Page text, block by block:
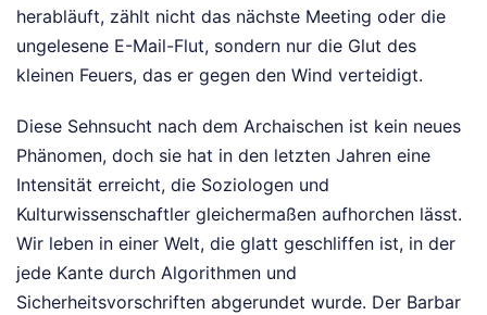
herabläuft, zählt nicht das nächste Meeting oder die
ungelesene E-Mail-Flut, sondern nur die Glut des
kleinen Feuers, das er gegen den Wind verteidigt.
Diese Sehnsucht nach dem Archaischen ist kein neues
Phänomen, doch sie hat in den letzten Jahren eine
Intensität erreicht, die Soziologen und
Kulturwissenschaftler gleichermaßen aufhorchen lässt.
Wir leben in einer Welt, die glatt geschliffen ist, in der
jede Kante durch Algorithmen und
Sicherheitsvorschriften abgerundet wurde. Der Barbar